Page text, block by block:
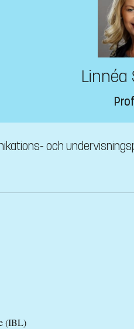
Linnéa
och
(IBL)